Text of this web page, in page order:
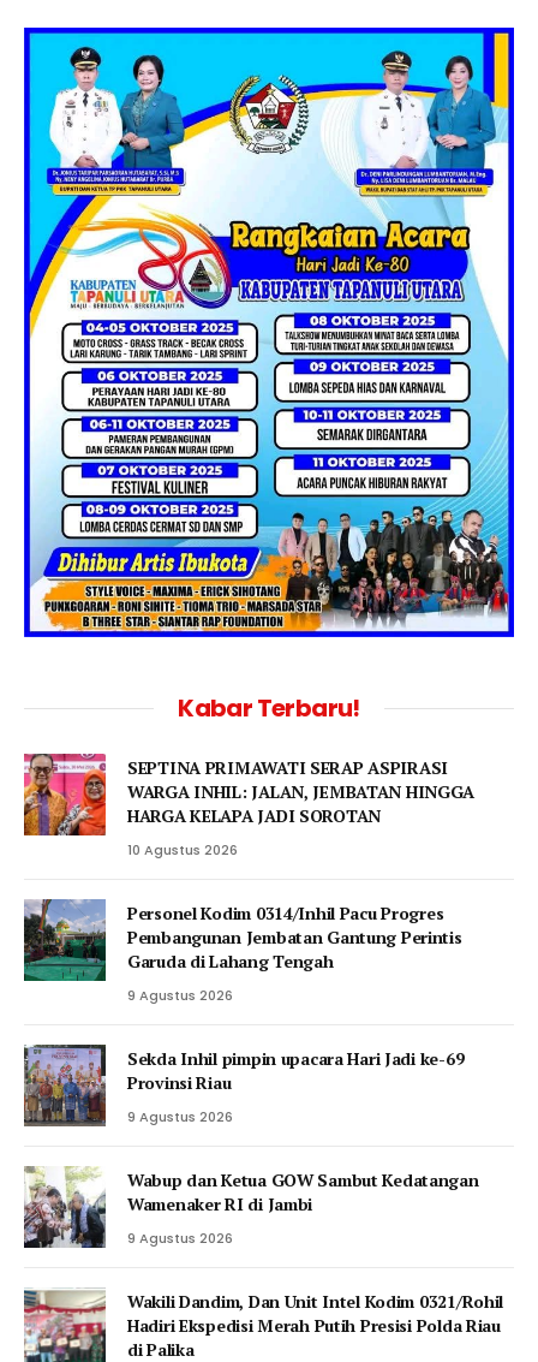
Kabar Terbaru!
SEPTINA PRIMAWATI SERAP ASPIRASI
WARGA INHIL: JALAN, JEMBATAN HINGGA
HARGA KELAPA JADI SOROTAN
10 Agustus 2026
Personel Kodim 0314/Inhil Pacu Progres
Pembangunan Jembatan Gantung Perintis
Garuda di Lahang Tengah
9 Agustus 2026
Sekda Inhil pimpin upacara Hari Jadi ke-69
Provinsi Riau
9 Agustus 2026
Wabup dan Ketua GOW Sambut Kedatangan
Wamenaker RI di Jambi
9 Agustus 2026
Wakili Dandim, Dan Unit Intel Kodim 0321/Rohil
Hadiri Ekspedisi Merah Putih Presisi Polda Riau
di Palika